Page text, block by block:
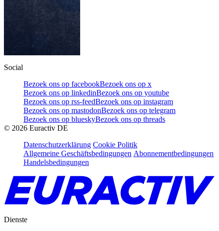
Social
Bezoek ons op facebookBezoek ons op x
Bezoek ons op linkedinBezoek ons op youtube
Bezoek ons op rss-feedBezoek ons op instagram
Bezoek ons op mastodonBezoek ons op telegram
Bezoek ons op blueskyBezoek ons op threads
© 2026 Euractiv DE
Datenschutzerklärung Cookie Politik
Allgemeine Geschäftsbedingungen Abonnementbedingungen
Handelsbedingungen
Dienste